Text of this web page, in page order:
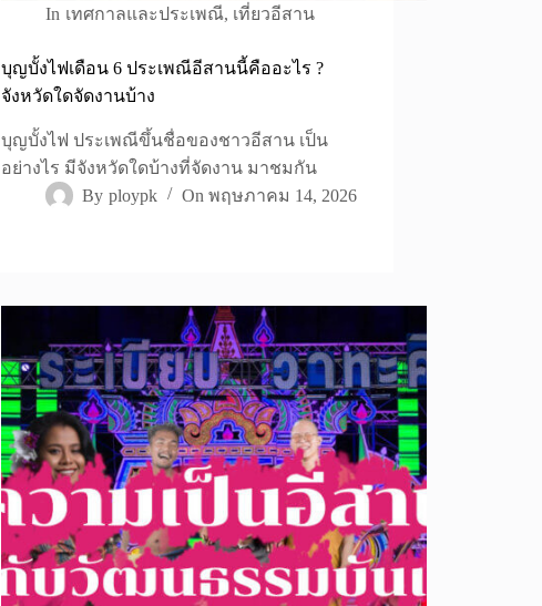
In เทศกาลและประเพณี, เที่ยวอีสาน
บุญบั้งไฟเดือน 6 ประเพณีอีสานนี้คืออะไร ?
จังหวัดใดจัดงานบ้าง
บุญบั้งไฟ ประเพณีขึ้นชื่อของชาวอีสาน เป็น
อย่างไร มีจังหวัดใดบ้างที่จัดงาน มาชมกัน
By ploypk On พฤษภาคม 14, 2026